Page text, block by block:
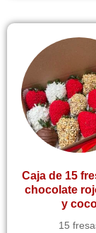
Caja de 15
chocolate
y
15